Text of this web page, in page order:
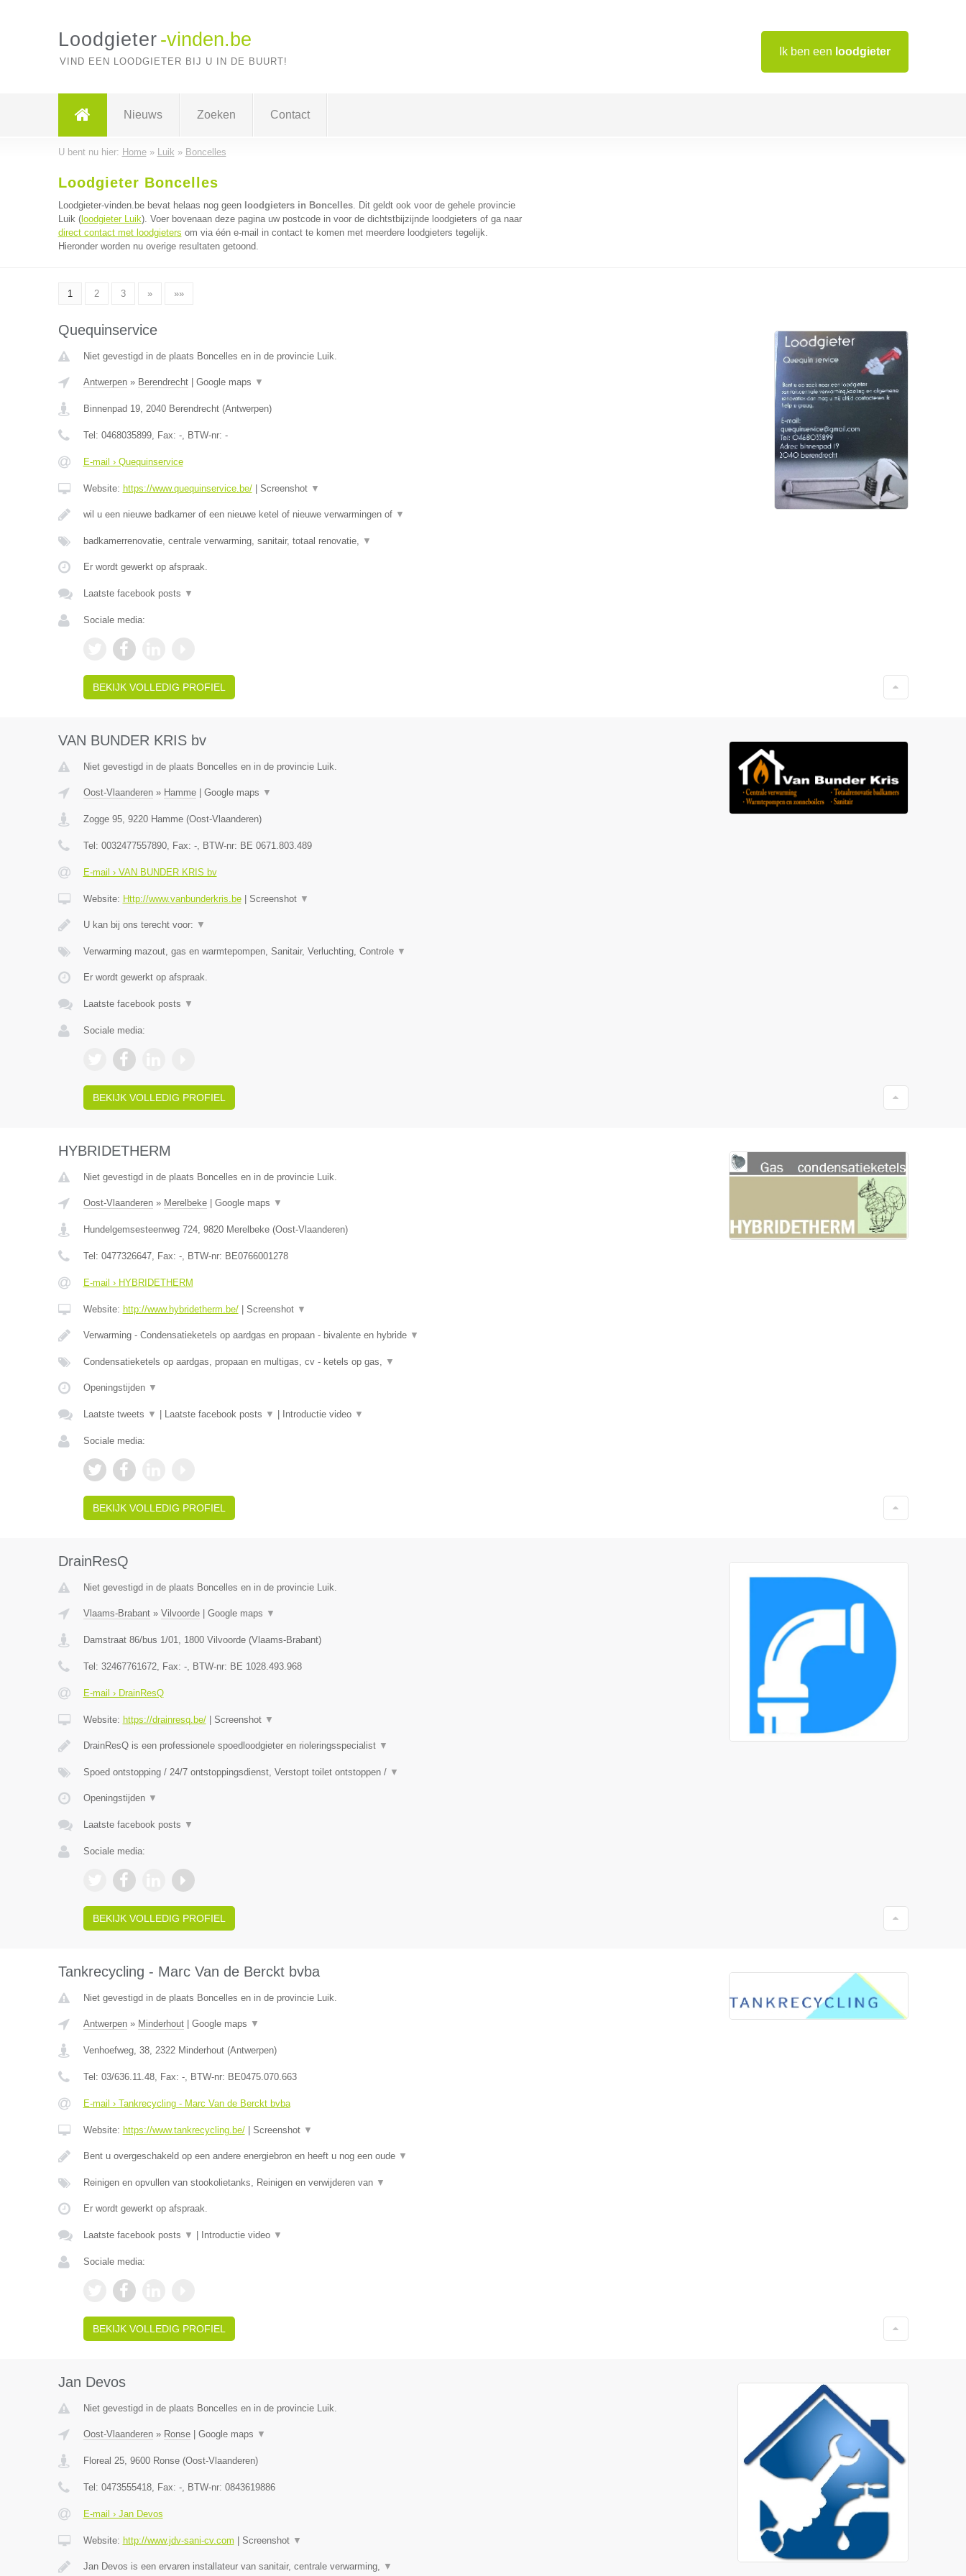
Ik ben een loodgieter
Loodgieter -vinden.be
VIND EEN LOODGIETER BIJ U IN DE BUURT!
Nieuws Zoeken Contact
U bent nu hier: Home» Luik » Boncelles
Loodgieter Boncelles
Loodgieter-vinden.be bevat helaas nog geen loodgieters in Boncelles. Dit geldt ook voor de gehele provincie
Luik (loodgieter Luik). Voer bovenaan deze pagina uw postcode in voor de dichtstbijzijnde loodgieters of ga naar
direct contact met loodgieters om via één e-mail in contact te komen met meerdere loodgieters tegelijk.
Hieronder worden nu overige resultaten getoond.
1 2 3 » »»
Quequinservice
Niet gevestigd in de plaats Boncelles en in de provincie Luik.
Antwerpen» Berendrecht| Google maps ▼
Binnenpad 19, 2040 Berendrecht(Antwerpen)
Tel: 0468035899, Fax: -, BTW-nr: -
E-mail › Quequinservice
Website: https://www.quequinservice.be/| Screenshot ▼
wil u een nieuwe badkamer of een nieuwe ketel of nieuwe verwarmingen of ▼
badkamerrenovatie, centrale verwarming, sanitair, totaal renovatie, ▼
Er wordt gewerkt op afspraak.
Laatste facebook posts ▼
Sociale media:
BEKIJK VOLLEDIG PROFIEL
VAN BUNDER KRIS bv
Niet gevestigd in de plaats Boncelles en in de provincie Luik.
Oost-Vlaanderen» Hamme| Google maps ▼
Zogge 95, 9220 Hamme(Oost-Vlaanderen)
Tel: 0032477557890, Fax: -, BTW-nr: BE 0671.803.489
E-mail › VAN BUNDER KRIS bv
Website: Http://www.vanbunderkris.be| Screenshot ▼
U kan bij ons terecht voor: ▼
Verwarming mazout, gas en warmtepompen, Sanitair, Verluchting, Controle ▼
Er wordt gewerkt op afspraak.
Laatste facebook posts ▼
Sociale media:
BEKIJK VOLLEDIG PROFIEL
HYBRIDETHERM
Niet gevestigd in de plaats Boncelles en in de provincie Luik.
Oost-Vlaanderen» Merelbeke| Google maps ▼
Hundelgemsesteenweg 724, 9820 Merelbeke(Oost-Vlaanderen)
Tel: 0477326647, Fax: -, BTW-nr: BE0766001278
E-mail › HYBRIDETHERM
Website: http://www.hybridetherm.be/| Screenshot ▼
Verwarming - Condensatieketels op aardgas en propaan - bivalente en hybride ▼
Condensatieketels op aardgas, propaan en multigas, cv - ketels op gas, ▼
Openingstijden ▼
Laatste tweets ▼ Laatste facebook posts ▼ Introductie video ▼
Sociale media:
BEKIJK VOLLEDIG PROFIEL
DrainResQ
Niet gevestigd in de plaats Boncelles en in de provincie Luik.
Vlaams-Brabant» Vilvoorde| Google maps ▼
Damstraat 86/bus 1/01, 1800 Vilvoorde(Vlaams-Brabant)
Tel: 32467761672, Fax: -, BTW-nr: BE 1028.493.968
E-mail › DrainResQ
Website: https://drainresq.be/| Screenshot ▼
DrainResQ is een professionele spoedloodgieter en rioleringsspecialist ▼
Spoed ontstopping / 24/7 ontstoppingsdienst, Verstopt toilet ontstoppen / ▼
Openingstijden ▼
Laatste facebook posts ▼
Sociale media:
BEKIJK VOLLEDIG PROFIEL
Tankrecycling - Marc Van de Berckt bvba
Niet gevestigd in de plaats Boncelles en in de provincie Luik.
Antwerpen» Minderhout| Google maps ▼
Venhoefweg, 38, 2322 Minderhout(Antwerpen)
Tel: 03/636.11.48, Fax: -, BTW-nr: BE0475.070.663
E-mail › Tankrecycling - Marc Van de Berckt bvba
Website: https://www.tankrecycling.be/| Screenshot ▼
Bent u overgeschakeld op een andere energiebron en heeft u nog een oude ▼
Reinigen en opvullen van stookolietanks, Reinigen en verwijderen van ▼
Er wordt gewerkt op afspraak.
Laatste facebook posts ▼ Introductie video ▼
Sociale media:
BEKIJK VOLLEDIG PROFIEL
Jan Devos
Niet gevestigd in de plaats Boncelles en in de provincie Luik.
Oost-Vlaanderen» Ronse| Google maps ▼
Floreal 25, 9600 Ronse(Oost-Vlaanderen)
Tel: 0473555418, Fax: -, BTW-nr: 0843619886
E-mail › Jan Devos
Website: http://www.jdv-sani-cv.com Screenshot ▼
Jan Devos is een ervaren installateur van sanitair, centrale verwarming, ▼